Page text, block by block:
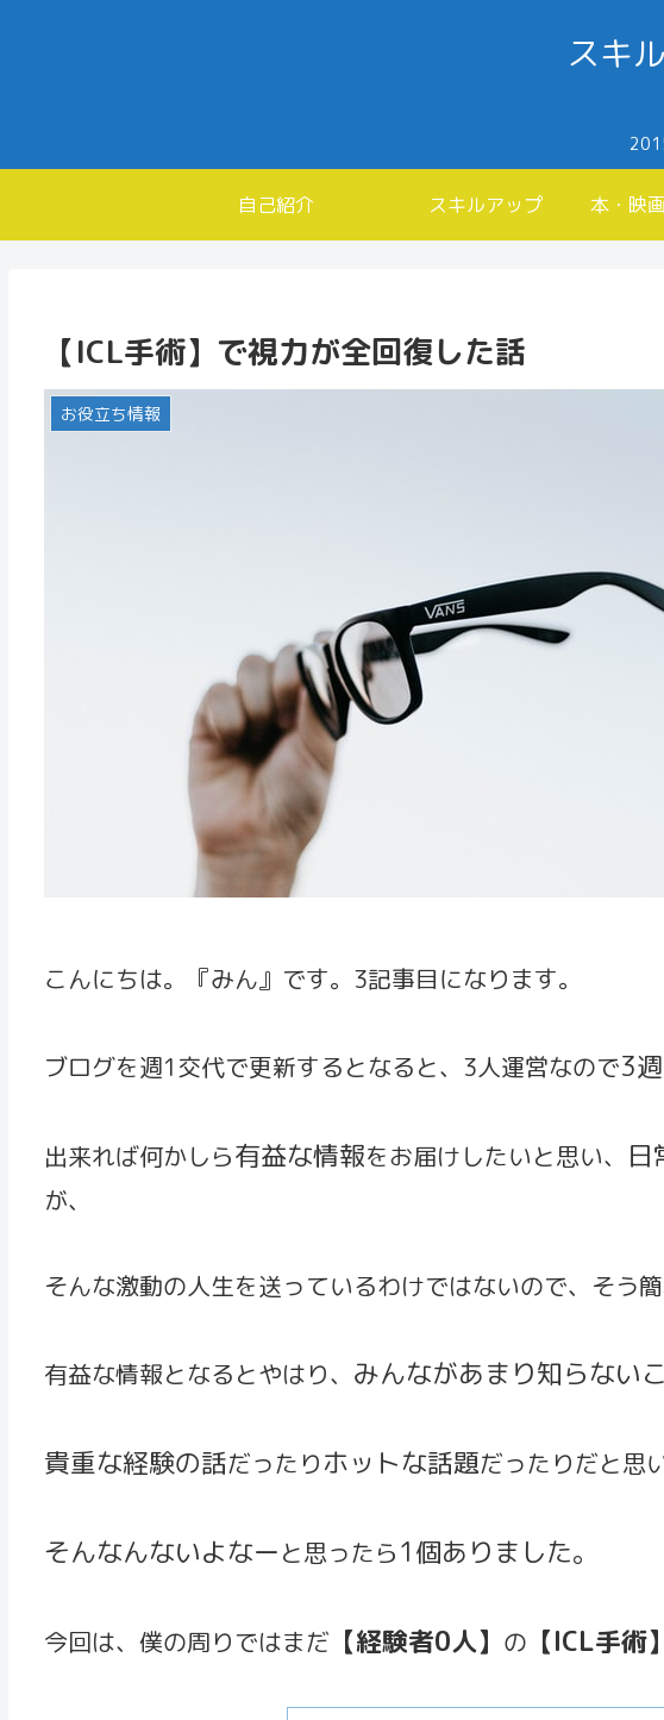
スキ
自己紹介 スキルアップ 本・映
【ICL手術】で視力が全回復した話
お役立ち情報
こんにちは。『みん』です。3記事目になります。
ブログを週1交代で更新するとなると、3人運営なので3
出来れば何かしら有益な情報をお届けしたいと思い、 日
が、
そんな激動の人生を送っているわけではないので、そう
有益な情報となるとやはり、 みんながあまり知らない
貴重な経験の話だったりホットな話題だったりだと思
そんなんないよなーと思ったら1個ありました。
今回は、僕の周りではまだ 【経験者0人】 の 【ICL手術】